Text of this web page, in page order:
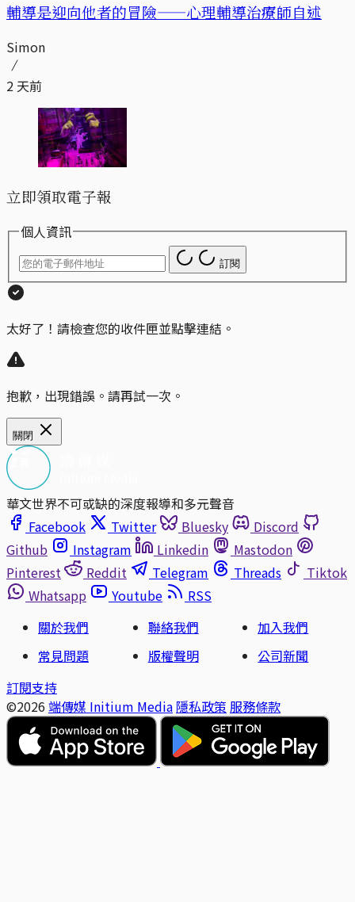
輔導是迎向他者的冒險——心理輔導治療師自述
Simon
2 天前
立即領取電子報
個人資訊
訂閱
太好了！請檢查您的收件匣並點擊連結。
抱歉，出現錯誤。請再試一次。
關閉
華文世界不可或缺的深度報導和多元聲音
Facebook
Twitter Bluesky
Discord
Github
Instagram Linkedin
Mastodon
Pinterest
Reddit Telegram Threads
Tiktok
Whatsapp
Youtube
RSS
關於我們
聯絡我們
加入我們
常見問題
版權聲明
公司新聞
訂閱支持
©2026 端傳媒 Initium Media 隱私政策 服務條款